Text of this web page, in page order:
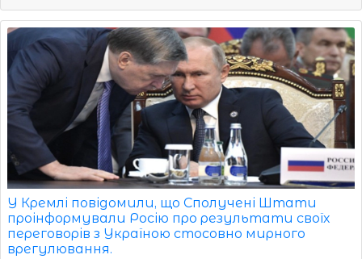
У Кремлі повідомили, що Сполучені Штати
проінформували Росію про результати своїх
переговорів з Україною стосовно мирного
врегулювання.